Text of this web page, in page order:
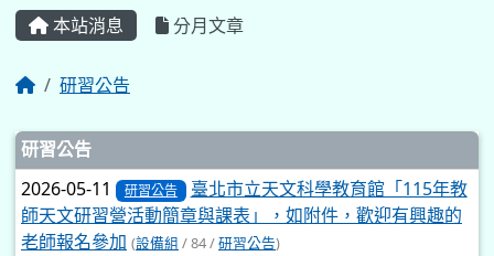
本站消息 分月文章
研習公告
文章列表
研習公告
2026-05-11 研習公告
臺北市立天文科學教育館「115年教
師天文研習營活動簡章與課表」，如附件，歡迎有興趣的
老師報名參加 (設備組 / 84 /研習公告)